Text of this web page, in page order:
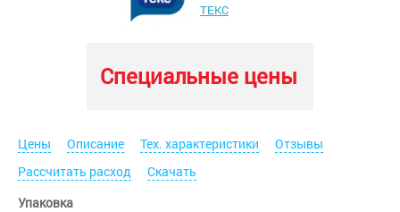
ТЕКС
Специальные цены
Цены Описание Тех. характеристики
Отзывы
Рассчитать расход
Скачать
Упаковка